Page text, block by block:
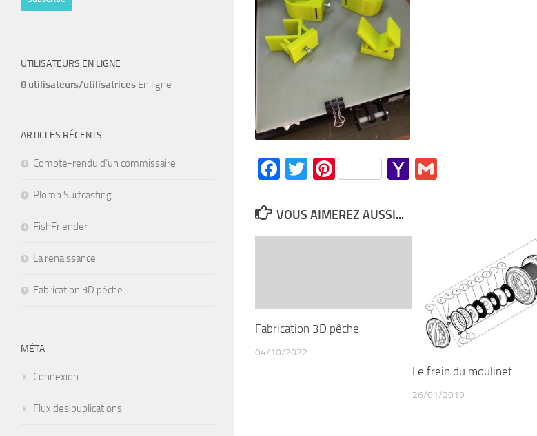
Facebook
TwitterPinterestYahoo
VOUS AIMEREZ AUSSI...
Fabrication 3D pêche
04/10/2022
Le frein du moulinet.
26/01/2019
UTILISATEURS EN LIGNE
8 utilisateurs/utilisatrices En ligne
ARTICLES RÉCENTS
Compte-rendu d’un commissaire
Plomb Surfcasting
FishFriender
La renaissance
Fabrication 3D pêche
MÉTA
Connexion
Flux des publications